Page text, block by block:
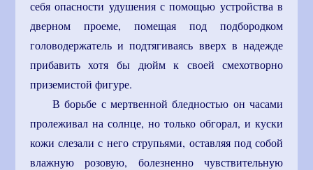
себя опасности удушения с помощью устройства в
дверном проеме, помещая под подбородком
головодержатель и подтягиваясь вверх в надежде
прибавить хотя бы дюйм к своей смехотворно
приземистой фигуре.
В борьбе с мертвенной бледностью он часами
пролеживал на солнце, но только обгорал, и куски
кожи слезали с него струпьями, оставляя под собой
влажную розовую, болезненно чувствительную